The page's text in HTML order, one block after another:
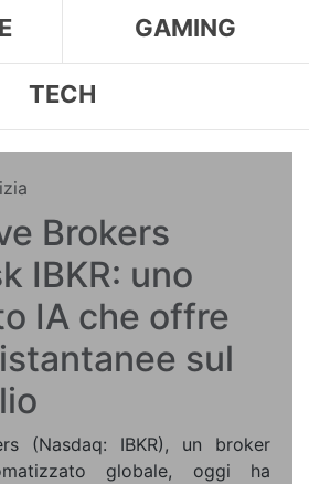
GAMING
TECH
Brokers
IBKR: uno
IA che offre
sul
(Nasdaq: IBKR), un broker
globale, oggi ha